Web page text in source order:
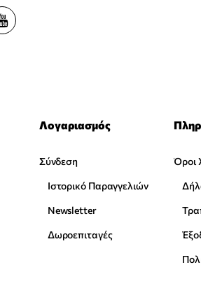
Λογαριασμός
Σύνδεση
Ιστορικό Παραγγελιών
Newsletter
Δωροεπιταγές
Όροι